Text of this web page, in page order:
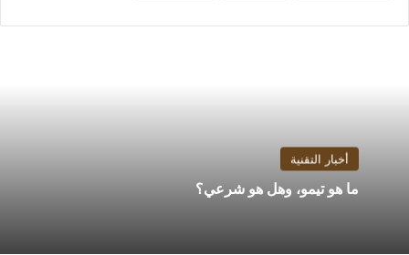
أخبار التقنية
ما هو تيمو، وهل هو شرعي؟